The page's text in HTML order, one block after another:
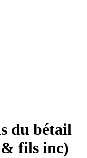
du bétail
fils inc)